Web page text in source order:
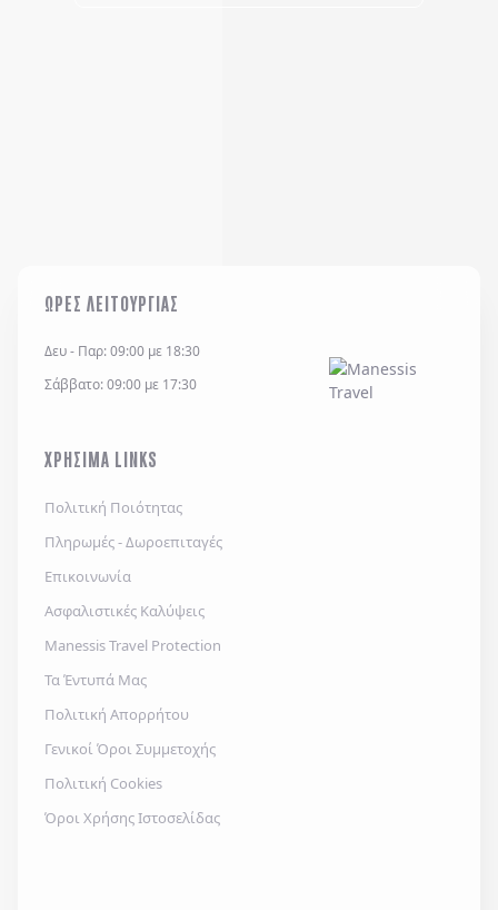
ΩΡΕΣ ΛΕΙΤΟΥΡΓΙΑΣ
Δευ - Παρ: 09:00 με 18:30
Σάββατο: 09:00 με 17:30
ΧΡΗΣΙΜΑ LINKS
Πολιτική Ποιότητας
Πληρωμές - Δωροεπιταγές
Επικοινωνία
Ασφαλιστικές Καλύψεις
Manessis Travel Protection
Τα Έντυπά Μας
Πολιτική Απορρήτου
Γενικοί Όροι Συμμετοχής
Πολιτική Cookies
Όροι Χρήσης Ιστοσελίδας